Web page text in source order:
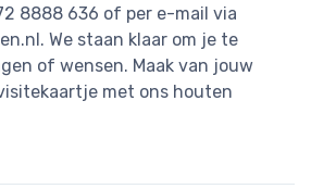
8888 636 of per e-mail via
. We staan klaar om je te
of wensen. Maak van jouw
met ons houten